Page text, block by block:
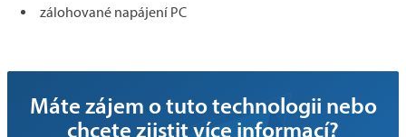
zálohované napájení PC
Máte zájem o tuto technologii nebo
chcete zjistit více informací?